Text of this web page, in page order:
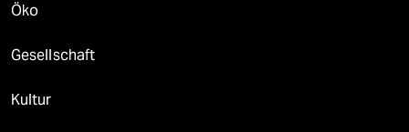
Öko
Gesellschaft
Kultur